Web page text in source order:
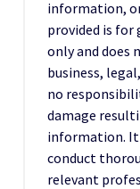
information,
provided is
only and
business,
no
damage
information. It
conduct
relevant